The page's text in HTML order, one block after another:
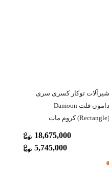
شیرآلات توکار کسری سری
دامون فلت Damoon
(Rectangle) کروم مات
5,745,000
18,675,000